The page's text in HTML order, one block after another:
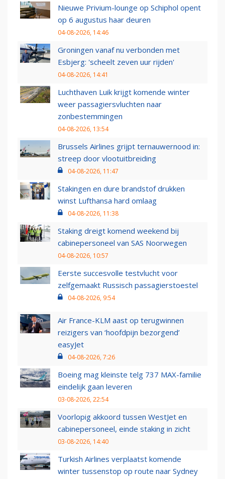
Nieuwe Privium-lounge op Schiphol opent
op 6 augustus haar deuren
04-08-2026, 14:46
Groningen vanaf nu verbonden met
Esbjerg: 'scheelt zeven uur rijden'
04-08-2026, 14:41
Luchthaven Luik krijgt komende winter
weer passagiersvluchten naar
zonbestemmingen
04-08-2026, 13:54
Brussels Airlines grijpt ternauwernood in:
streep door vlootuitbreiding
04-08-2026, 11:47
Stakingen en dure brandstof drukken
winst Lufthansa hard omlaag
04-08-2026, 11:38
Staking dreigt komend weekend bij
cabinepersoneel van SAS Noorwegen
04-08-2026, 10:57
Eerste succesvolle testvlucht voor
zelfgemaakt Russisch passagierstoestel
04-08-2026, 9:54
Air France-KLM aast op terugwinnen
reizigers van ‘hoofdpijn bezorgend’
easyJet
04-08-2026, 7:26
Boeing mag kleinste telg 737 MAX-familie
eindelijk gaan leveren
03-08-2026, 22:54
Voorlopig akkoord tussen WestJet en
cabinepersoneel, einde staking in zicht
03-08-2026, 14:40
Turkish Airlines verplaatst komende
winter tussenstop op route naar Sydney